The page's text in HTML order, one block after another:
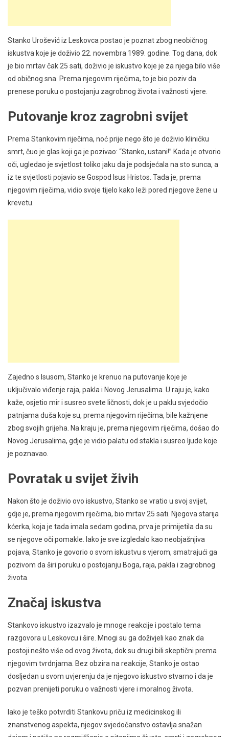
Stanko Urošević iz Leskovca postao je poznat zbog neobičnog
iskustva koje je doživio 22. novembra 1989. godine. Tog dana, dok
je bio mrtav čak 25 sati, doživio je iskustvo koje je za njega bilo više
od običnog sna. Prema njegovim riječima, to je bio poziv da
prenese poruku o postojanju zagrobnog života i važnosti vjere.
Putovanje kroz zagrobni svijet
Prema Stankovim riječima, noć prije nego što je doživio kliničku
smrt, čuo je glas koji ga je pozivao: “Stanko, ustani!” Kada je otvorio
oči, ugledao je svjetlost toliko jaku da je podsjećala na sto sunca, a
iz te svjetlosti pojavio se Gospod Isus Hristos. Tada je, prema
njegovim riječima, vidio svoje tijelo kako leži pored njegove žene u
krevetu.
Zajedno s Isusom, Stanko je krenuo na putovanje koje je
uključivalo viđenje raja, pakla i Novog Jerusalima. U raju je, kako
kaže, osjetio mir i susreo svete ličnosti, dok je u paklu svjedočio
patnjama duša koje su, prema njegovim riječima, bile kažnjene
zbog svojih grijeha. Na kraju je, prema njegovim riječima, došao do
Novog Jerusalima, gdje je vidio palatu od stakla i susreo ljude koje
je poznavao.
Povratak u svijet živih
Nakon što je doživio ovo iskustvo, Stanko se vratio u svoj svijet,
gdje je, prema njegovim riječima, bio mrtav 25 sati. Njegova starija
kćerka, koja je tada imala sedam godina, prva je primijetila da su
se njegove oči pomakle. Iako je sve izgledalo kao neobjašnjiva
pojava, Stanko je govorio o svom iskustvu s vjerom, smatrajući ga
pozivom da širi poruku o postojanju Boga, raja, pakla i zagrobnog
života.
Značaj iskustva
Stankovo iskustvo izazvalo je mnoge reakcije i postalo tema
razgovora u Leskovcu i šire. Mnogi su ga doživjeli kao znak da
postoji nešto više od ovog života, dok su drugi bili skeptični prema
njegovim tvrdnjama. Bez obzira na reakcije, Stanko je ostao
dosljedan u svom uvjerenju da je njegovo iskustvo stvarno i da je
pozvan prenijeti poruku o važnosti vjere i moralnog života.
Iako je teško potvrditi Stankovu priču iz medicinskog ili
znanstvenog aspekta, njegov svjedočanstvo ostavlja snažan